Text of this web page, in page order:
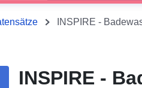
INSPIRE -
INSPIRE -